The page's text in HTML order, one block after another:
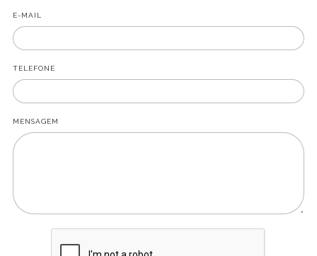
E-MAIL
TELEFONE
MENSAGEM